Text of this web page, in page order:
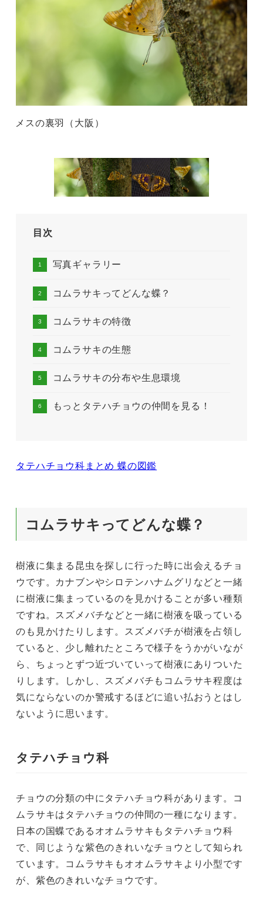
メスの裏羽（大阪）
目次
写真ギャラリー
コムラサキってどんな蝶？
コムラサキの特徴
コムラサキの生態
コムラサキの分布や生息環境
もっとタテハチョウの仲間を見る！
タテハチョウ科まとめ 蝶の図鑑
コムラサキってどんな蝶？
樹液に集まる昆虫を探しに行った時に出会えるチョ
ウです。カナブンやシロテンハナムグリなどと一緒
に樹液に集まっているのを見かけることが多い種類
ですね。スズメバチなどと一緒に樹液を吸っている
のも見かけたりします。スズメバチが樹液を占領し
ていると、少し離れたところで様子をうかがいなが
ら、ちょっとずつ近づいていって樹液にありついた
りします。しかし、スズメバチもコムラサキ程度は
気にならないのか警戒するほどに追い払おうとはし
ないように思います。
タテハチョウ科
チョウの分類の中にタテハチョウ科があります。コ
ムラサキはタテハチョウの仲間の一種になります。
日本の国蝶であるオオムラサキもタテハチョウ科
で、同じような紫色のきれいなチョウとして知られ
ています。コムラサキもオオムラサキより小型です
が、紫色のきれいなチョウです。